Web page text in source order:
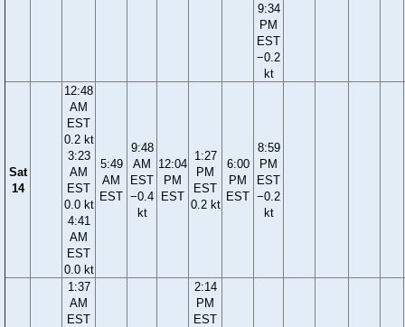
9:34
PM
EST
−0.2
kt
Sat
14
12:48
AM
EST
0.2 kt
3:23
AM
EST
0.0 kt
4:41
AM
EST
0.0 kt
5:49
AM
EST
9:48
AM
EST
−0.4
kt
12:04
PM
EST
1:27
PM
EST
0.2 kt
6:00
PM
EST
8:59
PM
EST
−0.2
kt
1:37
AM
EST
2:14
PM
EST